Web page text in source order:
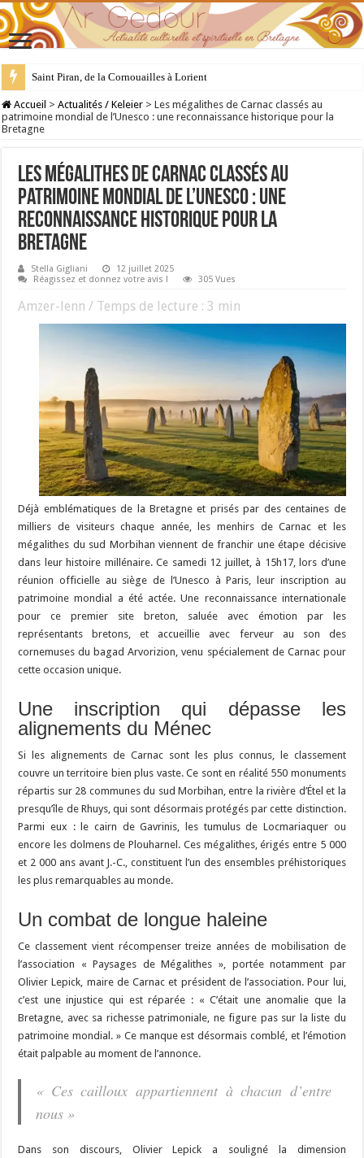
28 juillet : Saint Samson de Dol, père de la Bretagne chrétienne
Accueil > Actualités / Keleier > Les mégalithes de Carnac classés au
patrimoine mondial de l’Unesco : une reconnaissance historique pour la
Bretagne
Les mégalithes de Carnac classés au
patrimoine mondial de l’Unesco : une
reconnaissance historique pour la
Bretagne
Stella Gigliani
12 juillet 2025
Réagissez et donnez votre avis !
305 Vues
Amzer-lenn / Temps de lecture :3 min
Déjà emblématiques de la Bretagne et prisés par des centaines de
milliers de visiteurs chaque année, les menhirs de Carnac et les
mégalithes du sud Morbihan viennent de franchir une étape décisive
dans leur histoire millénaire. Ce samedi 12 juillet, à 15h17, lors d’une
réunion officielle au siège de l’Unesco à Paris, leur inscription au
patrimoine mondial a été actée. Une reconnaissance internationale
pour ce premier site breton, saluée avec émotion par les
représentants bretons, et accueillie avec ferveur au son des
cornemuses du bagad Arvorizion, venu spécialement de Carnac pour
cette occasion unique.
Une inscription qui dépasse les
alignements du Ménec
Si les alignements de Carnac sont les plus connus, le classement
couvre un territoire bien plus vaste. Ce sont en réalité 550 monuments
répartis sur 28 communes du sud Morbihan, entre la rivière d’Étel et la
presqu’île de Rhuys, qui sont désormais protégés par cette distinction.
Parmi eux : le cairn de Gavrinis, les tumulus de Locmariaquer ou
encore les dolmens de Plouharnel. Ces mégalithes, érigés entre 5 000
et 2 000 ans avant J.-C., constituent l’un des ensembles préhistoriques
les plus remarquables au monde.
Un combat de longue haleine
Ce classement vient récompenser treize années de mobilisation de
l’association « Paysages de Mégalithes », portée notamment par
Olivier Lepick, maire de Carnac et président de l’association. Pour lui,
c’est une injustice qui est réparée : « C’était une anomalie que la
Bretagne, avec sa richesse patrimoniale, ne figure pas sur la liste du
patrimoine mondial. » Ce manque est désormais comblé, et l’émotion
était palpable au moment de l’annonce.
« Ces cailloux appartiennent à chacun d’entre
nous »
Dans son discours, Olivier Lepick a souligné la dimension